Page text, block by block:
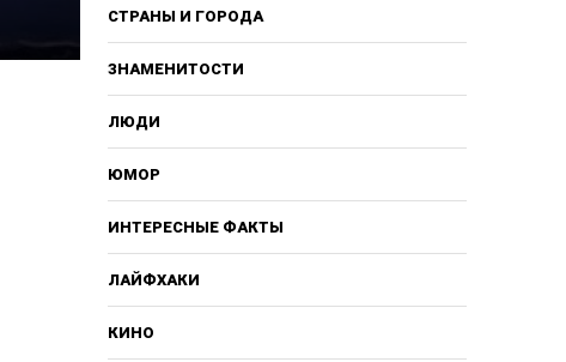
СТРАНЫ И ГОРОДА
ЗНАМЕНИТОСТИ
ЛЮДИ
ЮМОР
ИНТЕРЕСНЫЕ ФАКТЫ
ЛАЙФХАКИ
КИНО